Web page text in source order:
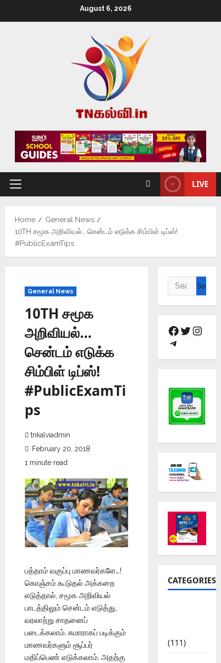
August 6, 2026
LIVE
Home
General News
10TH சமூக அறிவியல்… சென்டம் எடுக்க சிம்பிள் டிப்ஸ்!
#PublicExamTips
General News
10TH சமூக
அறிவியல்…
சென்டம் எடுக்க
சிம்பிள் டிப்ஸ்!
#PublicExamTi
ps
tnkalviadmin
February 20, 2018
1 minute read
பத்தாம் வகுப்பு மாணவர்களே…!
கொஞ்சம் கூடுதல் அக்கறை
எடுத்தால், சமூக அறிவியல்
பாடத்திலும் சென்டம் எடுத்து,
வரலாற்று சாதனைப்
படைக்கலாம். சுமாராகப் படிக்கும்
மாணவர்களும் சூப்பர்
மதிப்பெண் எடுக்கலாம். அதற்கு
CATEGORIES
(111)